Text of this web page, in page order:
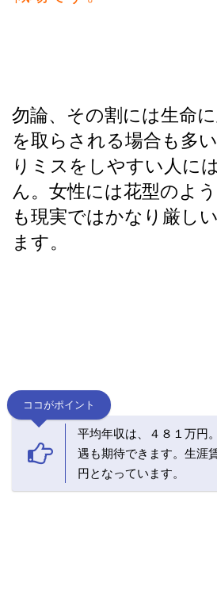
勿論、その割には生命
を取らされる場合も多
りミスをしやすい人に
ん。女性には花型のよ
も現実ではかなり厳し
ます。
ココがポイント
平均年収は、４８１万円
遇も期待できます。生涯
円となっています。